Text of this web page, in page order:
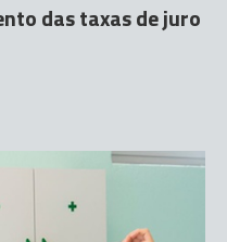
das taxas de juro